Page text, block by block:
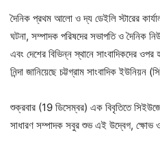
দৈনিক প্রথম আলো ও দ্য ডেইলি স্টারের
ঘটনা, সম্পাদক পরিষদের সভাপতি ও দৈনিক
এবং দেশের বিভিন্ন স্থানে সাংবাদিকদের
নিন্দা জানিয়েছে চট্টগ্রাম সাংবাদিক ইউনিয়ন
শুক্রবার (19 ডিসেম্বর) এক বিবৃতিতে
সাধারণ সম্পাদক সবুর শুভ এই উদ্বেগ, ক্ষোভ ও